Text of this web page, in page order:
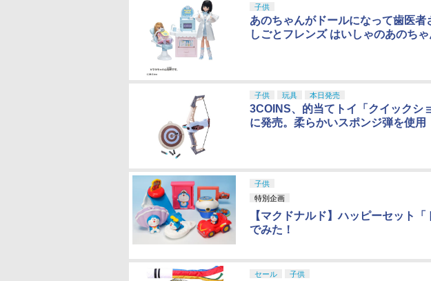
子供
あのちゃんがドールになって歯医
しごとフレンズ はいしゃのあのち
子供 玩具 本日発売
3COINS、的当てトイ「クイックシ
に発売。柔らかいスポンジ弾を使用
子供
特別企画
【マクドナルド】ハッピーセット
でみた！
セール 子供